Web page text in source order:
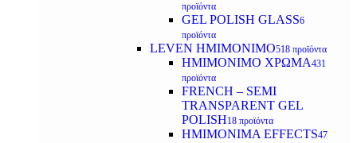
προϊόντα
GEL POLISH GLASS6
προϊόντα
LEVEN ΗΜΙΜΟΝΙΜΟ518 προϊόντα
ΗΜΙΜΟΝΙΜΟ ΧΡΩΜΑ431
προϊόντα
FRENCH – SEMI
TRANSPARENT GEL
POLISH18 προϊόντα
HMIMONIMA EFFECTS47